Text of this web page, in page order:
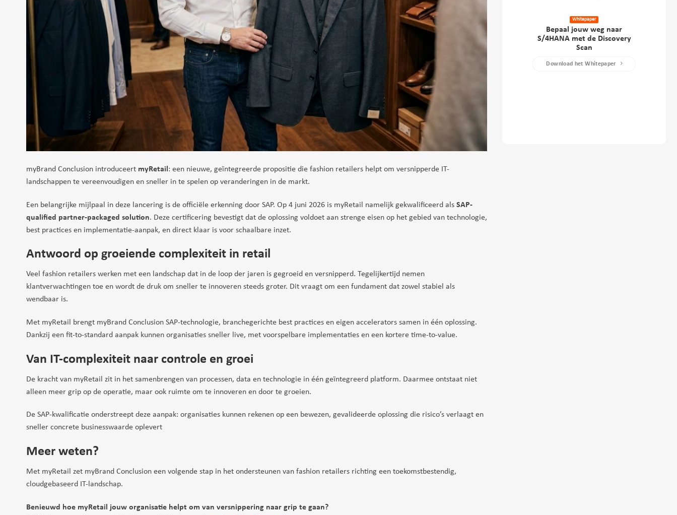
myBrand Conclusion introduceert myRetail : een nieuwe, geïntegreerde propositie die fashion retailers helpt om versnipperde IT-
landschappen te vereenvoudigen en sneller in te spelen op veranderingen in de markt.
Een belangrijke mijlpaal in deze lancering is de officiële erkenning door SAP. Op 4 juni 2026 is myRetail namelijk gekwalificeerd als SAP-
qualified partner-packaged solution. Deze certificering bevestigt dat de oplossing voldoet aan strenge eisen op het gebied van technologie,
best practices en implementatie-aanpak, en direct klaar is voor schaalbare inzet.
Antwoord op groeiende complexiteit in retail
Veel fashion retailers werken met een landschap dat in de loop der jaren is gegroeid en versnipperd. Tegelijkertijd nemen
klantverwachtingen toe en wordt de druk om sneller te innoveren steeds groter. Dit vraagt om een fundament dat zowel stabiel als
wendbaar is.
Met myRetail brengt myBrand Conclusion SAP-technologie, branchegerichte best practices en eigen accelerators samen in één oplossing.
Dankzij een fit-to-standard aanpak kunnen organisaties sneller live, met voorspelbare implementaties en een kortere time-to-value.
Van IT-complexiteit naar controle en groei
De kracht van myRetail zit in het samenbrengen van processen, data en technologie in één geïntegreerd platform. Daarmee ontstaat niet
alleen meer grip op de operatie, maar ook ruimte om te innoveren en door te groeien.
De SAP-kwalificatie onderstreept deze aanpak: organisaties kunnen rekenen op een bewezen, gevalideerde oplossing die risico’s verlaagt en
sneller concrete businesswaarde oplevert
Meer weten?
Met myRetail zet myBrand Conclusion een volgende stap in het ondersteunen van fashion retailers richting een toekomstbestendig,
cloudgebaseerd IT-landschap.
Benieuwd hoe myRetail jouw organisatie helpt om van versnippering naar grip te gaan?
Whitepaper
Bepaal jouw weg naar
S/4HANA met de Discovery
Scan
Download het Whitepaper